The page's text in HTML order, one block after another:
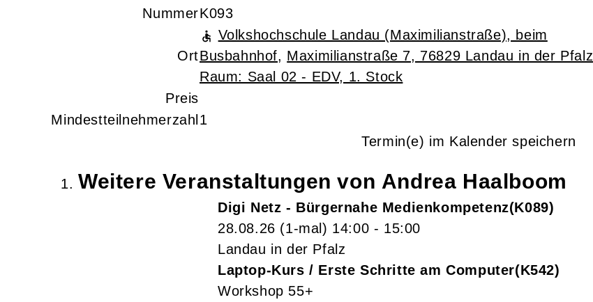
NummerK093
Ort
Volkshochschule Landau (Maximilianstraße), beim
Busbahnhof, Maximilianstraße 7, 76829 Landau in der Pfalz
Raum: Saal 02 - EDV, 1. Stock
Preis
Mindestteilnehmerzahl 1
Termin(e) im Kalender speichern
Weitere Veranstaltungen von Andrea Haalboom
Digi Netz - Bürgernahe Medienkompetenz K089
28.08.26 (1-mal) 14:00 - 15:00
Landau in der Pfalz
Laptop-Kurs / Erste Schritte am Computer K542
Workshop 55+